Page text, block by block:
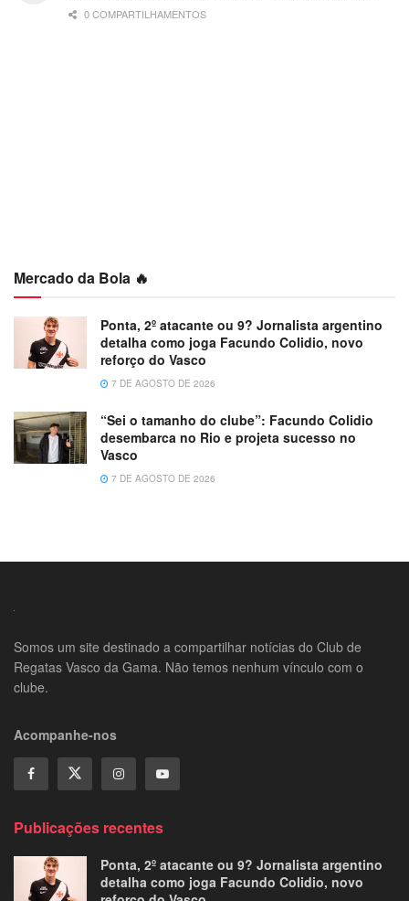
0 COMPARTILHAMENTOS
Mercado da Bola 🔥
Ponta, 2º atacante ou 9? Jornalista argentino
detalha como joga Facundo Colidio, novo
reforço do Vasco
7 DE AGOSTO DE 2026
“Sei o tamanho do clube”: Facundo Colidio
desembarca no Rio e projeta sucesso no
Vasco
7 DE AGOSTO DE 2026
Somos um site destinado a compartilhar notícias do Club de
Regatas Vasco da Gama. Não temos nenhum vínculo com o
clube.
Acompanhe-nos
Publicações recentes
Ponta, 2º atacante ou 9? Jornalista argentino
detalha como joga Facundo Colidio, novo